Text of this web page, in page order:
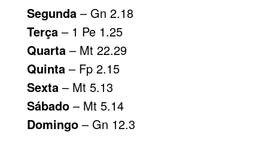
Segunda – Gn 2.18
Terça – 1 Pe 1.25
Quarta – Mt 22.29
Quinta– Fp 2.15
Sexta – Mt 5.13
Sábado– Mt 5.14
Domingo – Gn 12.3